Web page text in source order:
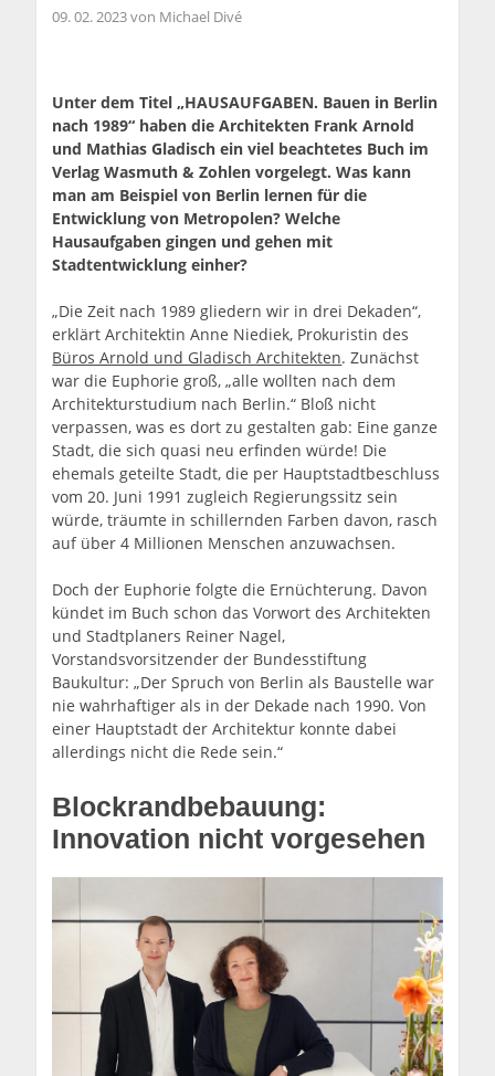
09. 02. 2023 von Michael Divé
Unter dem Titel „HAUSAUFGABEN. Bauen in Berlin
nach 1989“ haben die Architekten Frank Arnold
und Mathias Gladisch ein viel beachtetes Buch im
Verlag Wasmuth & Zohlen vorgelegt. Was kann
man am Beispiel von Berlin lernen für die
Entwicklung von Metropolen? Welche
Hausaufgaben gingen und gehen mit
Stadtentwicklung einher?
„Die Zeit nach 1989 gliedern wir in drei Dekaden“,
erklärt Architektin Anne Niediek, Prokuristin des
Büros Arnold und Gladisch Architekten. Zunächst
war die Euphorie groß, „alle wollten nach dem
Architekturstudium nach Berlin.“ Bloß nicht
verpassen, was es dort zu gestalten gab: Eine ganze
Stadt, die sich quasi neu erfinden würde! Die
ehemals geteilte Stadt, die per Hauptstadtbeschluss
vom 20. Juni 1991 zugleich Regierungssitz sein
würde, träumte in schillernden Farben davon, rasch
auf über 4 Millionen Menschen anzuwachsen.
Doch der Euphorie folgte die Ernüchterung. Davon
kündet im Buch schon das Vorwort des Architekten
und Stadtplaners Reiner Nagel,
Vorstandsvorsitzender der Bundesstiftung
Baukultur: „Der Spruch von Berlin als Baustelle war
nie wahrhaftiger als in der Dekade nach 1990. Von
einer Hauptstadt der Architektur konnte dabei
allerdings nicht die Rede sein.“
Blockrandbebauung:
Innovation nicht vorgesehen